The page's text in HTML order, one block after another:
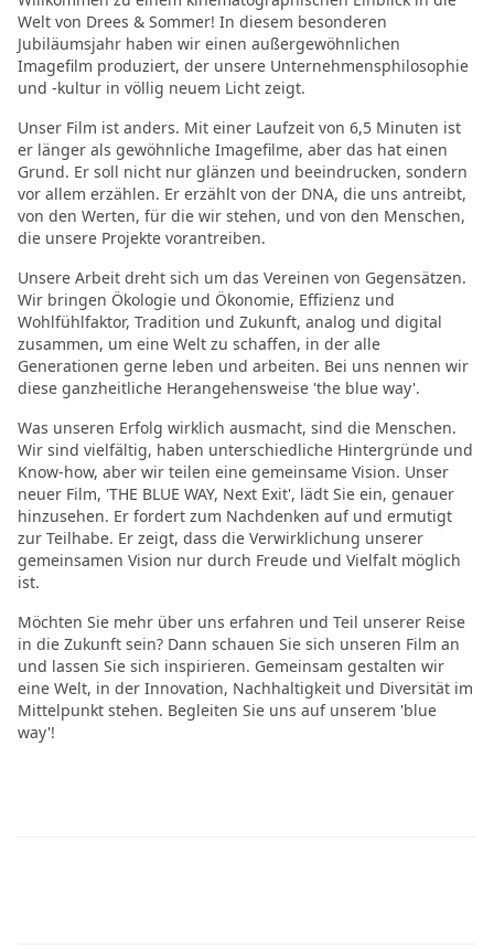
Welt von Drees & Sommer! In diesem besonderen
Jubiläumsjahr haben wir einen außergewöhnlichen
Imagefilm produziert, der unsere Unternehmensphilosophie
und -kultur in völlig neuem Licht zeigt.
Unser Film ist anders. Mit einer Laufzeit von 6,5 Minuten ist
er länger als gewöhnliche Imagefilme, aber das hat einen
Grund. Er soll nicht nur glänzen und beeindrucken, sondern
vor allem erzählen. Er erzählt von der DNA, die uns antreibt,
von den Werten, für die wir stehen, und von den Menschen,
die unsere Projekte vorantreiben.
Unsere Arbeit dreht sich um das Vereinen von Gegensätzen.
Wir bringen Ökologie und Ökonomie, Effizienz und
Wohlfühlfaktor, Tradition und Zukunft, analog und digital
zusammen, um eine Welt zu schaffen, in der alle
Generationen gerne leben und arbeiten. Bei uns nennen wir
diese ganzheitliche Herangehensweise 'the blue way'.
Was unseren Erfolg wirklich ausmacht, sind die Menschen.
Wir sind vielfältig, haben unterschiedliche Hintergründe und
Know-how, aber wir teilen eine gemeinsame Vision. Unser
neuer Film, 'THE BLUE WAY, Next Exit', lädt Sie ein, genauer
hinzusehen. Er fordert zum Nachdenken auf und ermutigt
zur Teilhabe. Er zeigt, dass die Verwirklichung unserer
gemeinsamen Vision nur durch Freude und Vielfalt möglich
ist.
Möchten Sie mehr über uns erfahren und Teil unserer Reise
in die Zukunft sein? Dann schauen Sie sich unseren Film an
und lassen Sie sich inspirieren. Gemeinsam gestalten wir
eine Welt, in der Innovation, Nachhaltigkeit und Diversität im
Mittelpunkt stehen. Begleiten Sie uns auf unserem 'blue
way'!